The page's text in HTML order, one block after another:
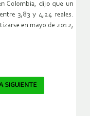
Colombia, dijo que un
3,83 y 4,24 reales.
en mayo de 2012,
SIGUIENTE